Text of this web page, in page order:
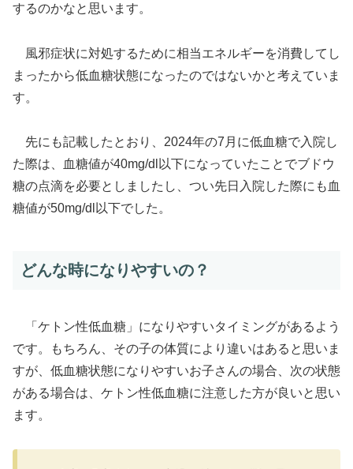
するのかなと思います。
風邪症状に対処するために相当エネルギーを消費してし
まったから低血糖状態になったのではないかと考えていま
す。
先にも記載したとおり、2024年の7月に低血糖で入院し
た際は、血糖値が40mg/dl以下になっていたことでブドウ
糖の点滴を必要としましたし、つい先日入院した際にも血
糖値が50mg/dl以下でした。
どんな時になりやすいの？
「ケトン性低血糖」になりやすいタイミングがあるよう
です。もちろん、その子の体質により違いはあると思いま
すが、低血糖状態になりやすいお子さんの場合、次の状態
がある場合は、ケトン性低血糖に注意した方が良いと思い
ます。